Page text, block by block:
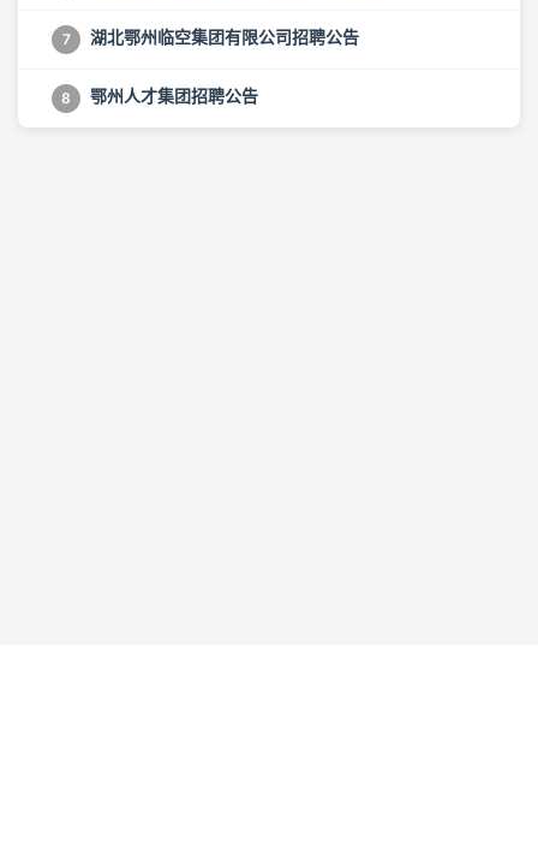
7 湖北鄂州临空集团有限公司招聘公告
8 鄂州人才集团招聘公告